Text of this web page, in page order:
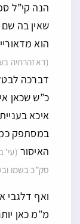
הנה קי”ל
שאין בה
הוא
(דאזהרתיה
דברכה
כ”ש שכאן
איכא
במסתפק
האיסור
סק”כ בשמו
ואף דלגבי
מ”מ כאן